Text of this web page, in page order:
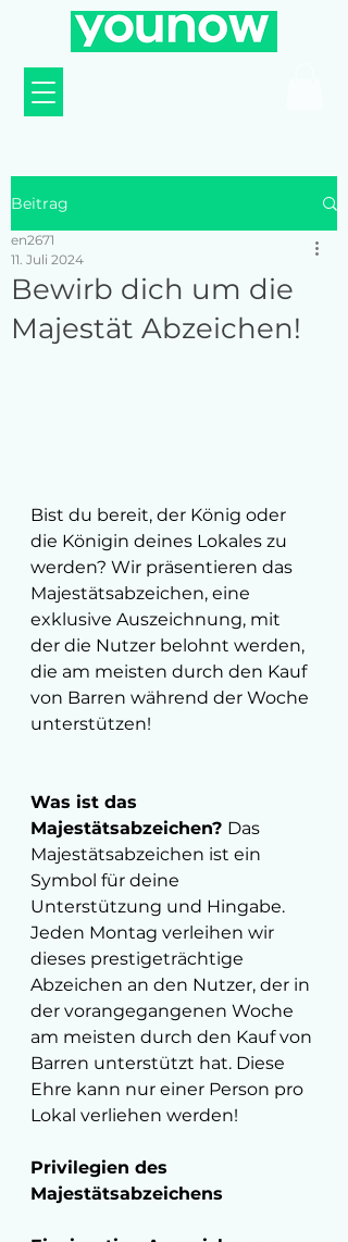
Beitrag
Bewirb dich um die
Majestät Abzeichen!
en2671
11. Juli 2024
Bist du bereit, der König oder
die Königin deines Lokales zu
werden? Wir präsentieren das
Majestätsabzeichen, eine
exklusive Auszeichnung, mit
der die Nutzer belohnt werden,
die am meisten durch den Kauf
von Barren während der Woche
unterstützen!
Was ist das
Majestätsabzeichen? Das
Majestätsabzeichen ist ein
Symbol für deine
Unterstützung und Hingabe.
Jeden Montag verleihen wir
dieses prestigeträchtige
Abzeichen an den Nutzer, der in
der vorangegangenen Woche
am meisten durch den Kauf von
Barren unterstützt hat. Diese
Ehre kann nur einer Person pro
Lokal verliehen werden!
Privilegien des
Majestätsabzeichens